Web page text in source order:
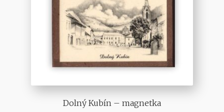
Dolný Kubín – magnetka